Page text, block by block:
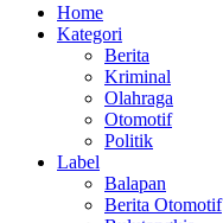
Home
Kategori
Berita
Kriminal
Olahraga
Otomotif
Politik
Label
Balapan
Berita Otomotif